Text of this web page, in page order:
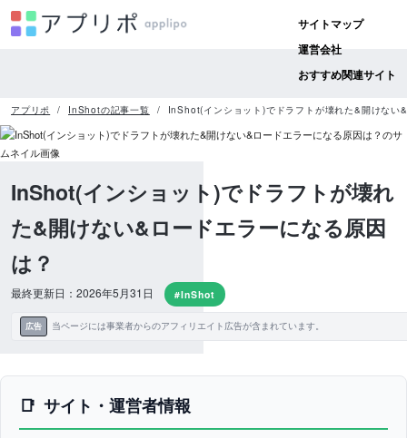
サイトマップ
運営会社
おすすめ関連サイト
アプリポ InShotの記事一覧 InShot(インショット)でドラフトが壊れた&開けない
InShot(インショット)でドラフトが壊れ
た&開けない&ロードエラーになる原因
は？
最終更新日：2026年5月31日 #InShot
広告 当ページには事業者からのアフィリエイト広告が含まれています。
サイト・運営者情報